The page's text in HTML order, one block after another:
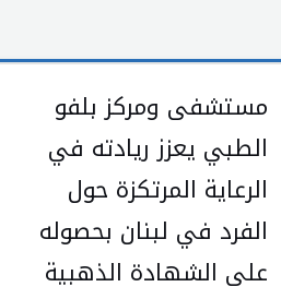
مستشفى ومركز بلفو
الطبي يعزز ريادته في
الرعاية المرتكزة حول
الفرد في لبنان بحصوله
على الشهادة الذهبية